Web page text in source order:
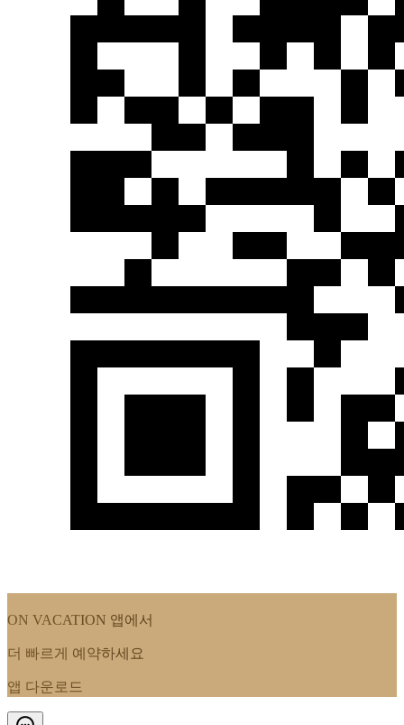
ON VACATION 앱에서
더 빠르게 예약하세요
앱 다운로드